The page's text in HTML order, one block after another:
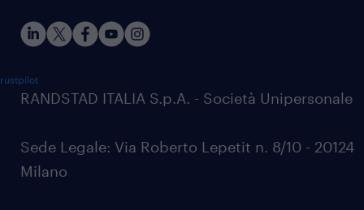
RANDSTAD ITALIA S.p.A. - Società Unipersonale
Sede Legale: Via Roberto Lepetit n. 8/10 - 20124
Milano